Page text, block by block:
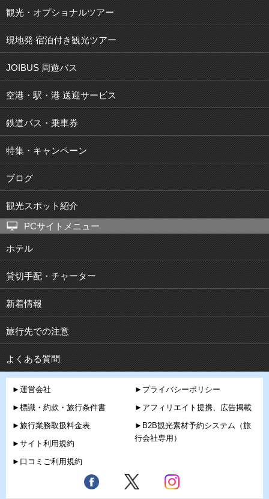
観光・オプショナルツアー
現地発 宿泊付き観光ツアー
JOIBUS 周遊バス
空港・駅・港 送迎サービス
鉄道パス・乗車券
特集・キャンペーン
ブログ
観光スポット紹介
PCサイトメニュー
ホテル
貸切手配・チャーター
新着情報
旅行先での注意
よくある質問
►運営会社
►標識・約款・旅行条件書
►旅行業務取扱料金表
►サイト利用規約
►口コミご利用規約
►プライバシーポリシー
►アフィリエイト提携、広告掲載
►B2B観光素材予約システム（旅
行会社専用）